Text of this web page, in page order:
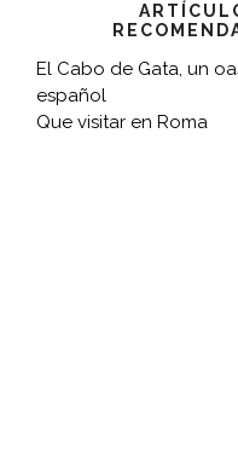
El Cabo de Gata, un
español
Que visitar en Roma